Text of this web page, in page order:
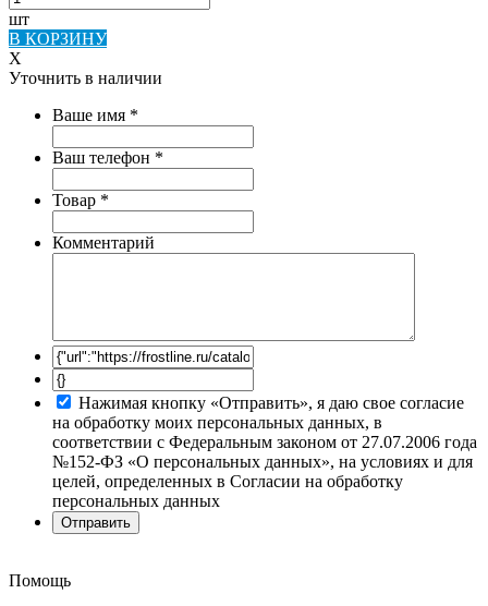
шт
В КОРЗИНУ
X
Уточнить в наличии
Ваше имя *
Ваш телефон *
Товар *
Комментарий
Нажимая кнопку «Отправить», я даю свое согласие
на обработку моих персональных данных, в
соответствии с Федеральным законом от 27.07.2006 года
№152-ФЗ «О персональных данных», на условиях и для
целей, определенных в Согласии на обработку
персональных данных
Помощь